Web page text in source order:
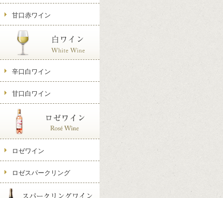
甘口赤ワイン
辛口白ワイン
甘口白ワイン
ロゼワイン
ロゼスパークリング